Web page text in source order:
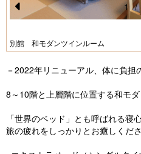
Pr
e
o
u
s
別館 和モダンツインルーム
1 /
－2022年リニューアル、体に負
8～10階と上層階に位置する和モダ
「世界のベッド」とも呼ばれる寝
旅の疲れをしっかりとお癒しくださ